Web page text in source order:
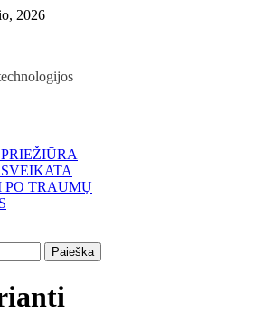
2026
TRAUMŲ